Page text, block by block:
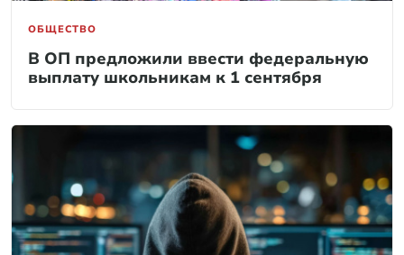
ОБЩЕСТВО
В ОП предложили ввести федеральную
выплату школьникам к 1 сентября